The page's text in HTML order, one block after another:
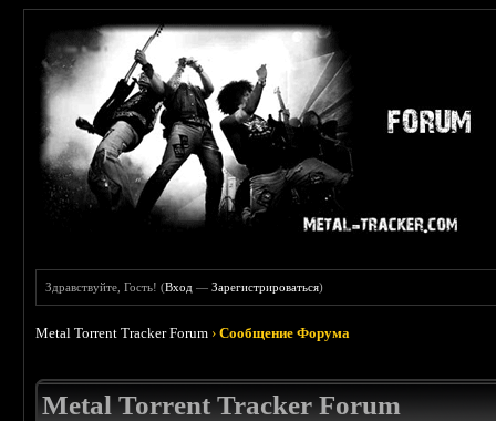
Здравствуйте, Гость! (Вход —Зарегистрироваться)
Metal Torrent Tracker Forum ›Сообщение Форума
Metal Torrent Tracker Forum